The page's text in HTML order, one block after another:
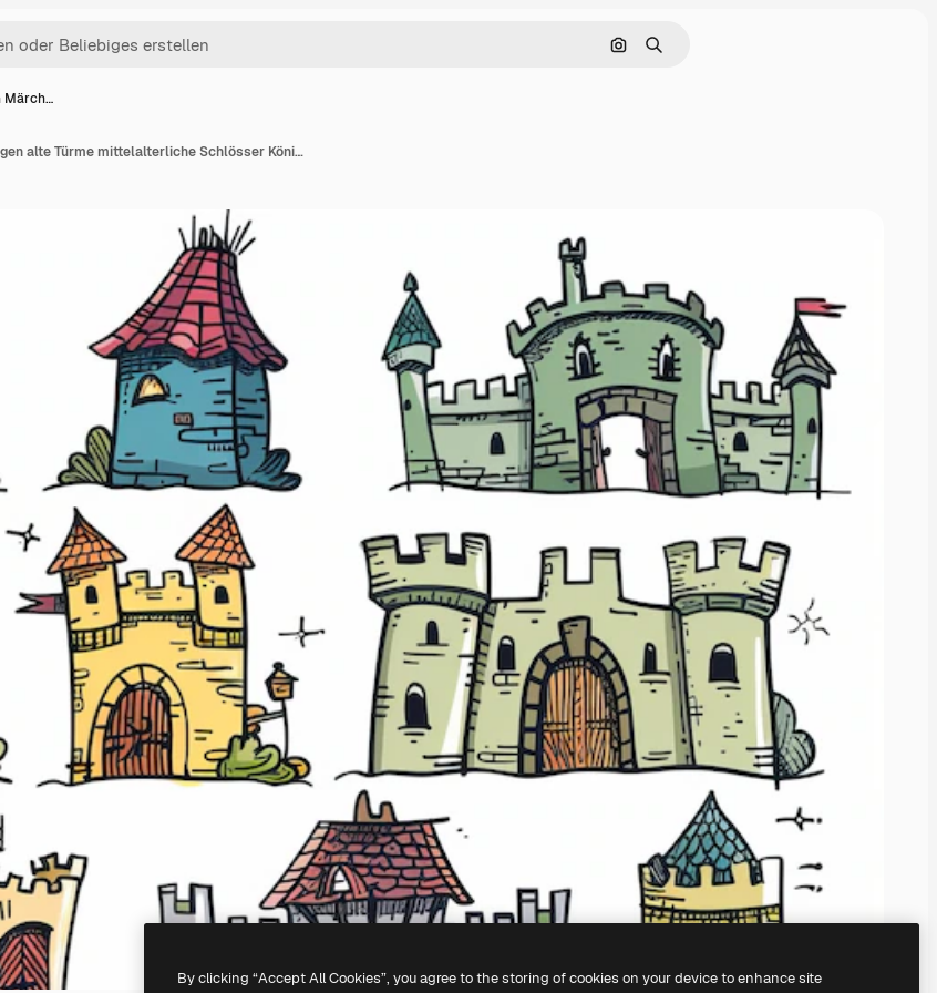
Nach Bild suchen
Suchen
Märch…
Schloss-Ikonen Märchenfestungen alte Türme mittelalterliche Schlösser Königreichssymbol König Haus Märchenfestung
By clicking “Accept All Cookies”, you agree to the storing of cookies on your device to enhance site